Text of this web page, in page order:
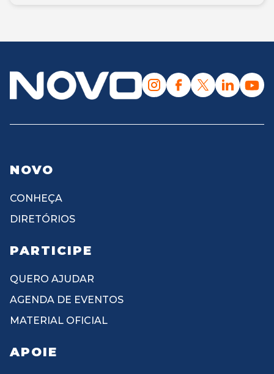
NOVO
CONHEÇA
DIRETÓRIOS
PARTICIPE
QUERO AJUDAR
AGENDA DE EVENTOS
MATERIAL OFICIAL
APOIE